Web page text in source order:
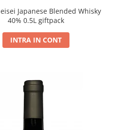
Japanese Blended Whisky
40% 0.5L giftpack
INTRA IN CONT